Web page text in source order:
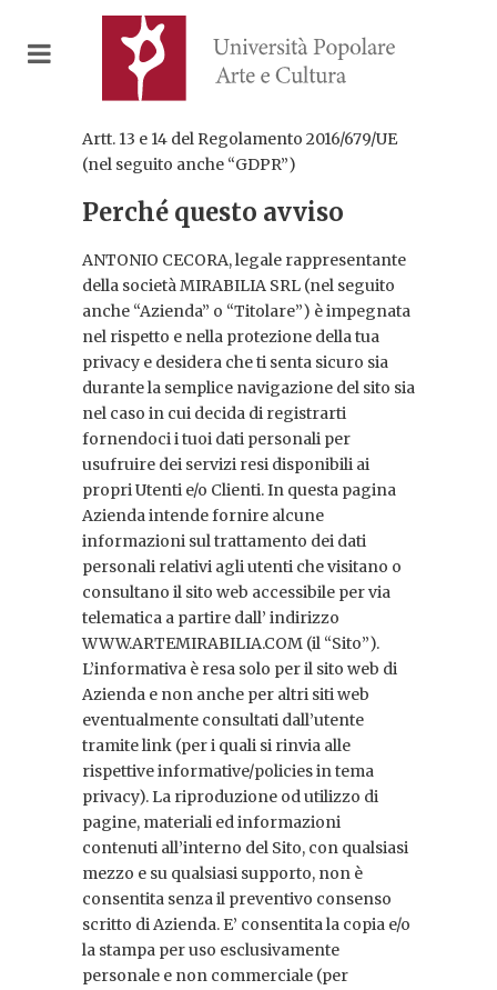
Artt. 13 e 14 del Regolamento 2016/679/UE
(nel seguito anche “GDPR”)
Perché questo avviso
ANTONIO CECORA, legale rappresentante
della società MIRABILIA SRL (nel seguito
anche “Azienda” o “Titolare”) è impegnata
nel rispetto e nella protezione della tua
privacy e desidera che ti senta sicuro sia
durante la semplice navigazione del sito sia
nel caso in cui decida di registrarti
fornendoci i tuoi dati personali per
usufruire dei servizi resi disponibili ai
propri Utenti e/o Clienti. In questa pagina
Azienda intende fornire alcune
informazioni sul trattamento dei dati
personali relativi agli utenti che visitano o
consultano il sito web accessibile per via
telematica a partire dall’ indirizzo
WWW.ARTEMIRABILIA.COM (il “Sito”).
L’informativa è resa solo per il sito web di
Azienda e non anche per altri siti web
eventualmente consultati dall’utente
tramite link (per i quali si rinvia alle
rispettive informative/policies in tema
privacy). La riproduzione od utilizzo di
pagine, materiali ed informazioni
contenuti all’interno del Sito, con qualsiasi
mezzo e su qualsiasi supporto, non è
consentita senza il preventivo consenso
scritto di Azienda. E’ consentita la copia e/o
la stampa per uso esclusivamente
personale e non commerciale (per